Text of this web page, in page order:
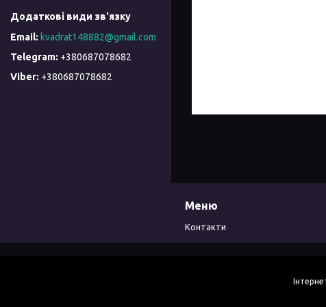
kvadrat148882@gmail.com
+380687078682
+380687078682
Меню
Контакти